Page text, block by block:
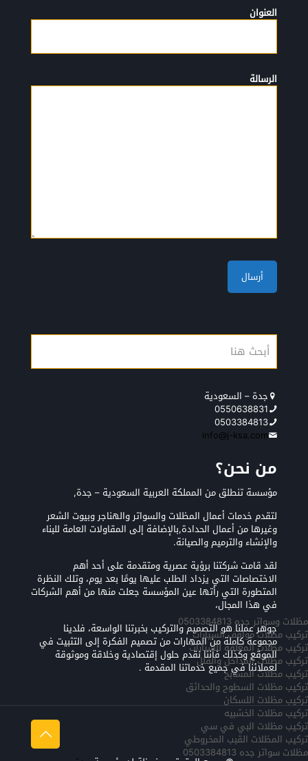
العنوان
الرسالة
جدة – السعودية
0550638831
0503384813
info@j-ksa.com
من نحن؟
مؤسسة تنطلق من المملكة العربية السعودية – جدة,
لتقدم خدمات أعمال المظلات والسواتر والهناجر وبيوت الشعر
وغيرها من أعمال الحدادة,بالإضافة إلى المقاولات العامة للبناء
والإنشاء والترميم والصيانة.
لقد قامت شركتنا برؤية عصرية ومتقدمة على أحد أهم
الاختصاصات التي يزداد الطلب عليها يومًا بعد يوم، وتلك النظرة
المتطورة التي رأتها عين المؤسسة جعلت منها من أهم الشركات
في هذا المجال،
جوهر عملنا هو التصميم والتركيب بخبرتنا الواسعة، فلدينا
مجموعة كاملة من المهارات من تصميم الفكرة إلى التثبيت في
الموقع وكذلك فأننا نقدم حلول إقتصادية وخلاقة وموثوقة
لعملائنا في جميع خدماتنا المقدمة .
مظلات وسواتر جده 0503384813
تركيب مظلات مواقف السيارات
تركيب مظلات المعلقه للسيارات
تركيب مظلات المداخل والفلل
تركيب مظلات المسابح
تركيب مظلات السطوح والحدائق
تركيب مظلات اللسكان
تركيب مظلات الخشبيه
تركيب مظلات البي في سي
تركيب المظلات القبب المخروطي
مظلات سواتر جده 0503384813